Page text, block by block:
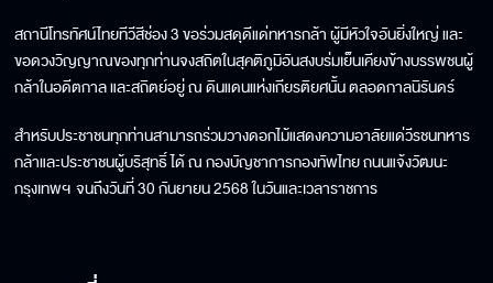
สถานีโทรทัศน์ไทยทีวีสีช่อง 3 ขอร่วมสดุดีแด่ทหารกล้า ผู้มีหัวใจอันยิ่งใหญ่ และ
ขอดวงวิญญาณของทุกท่านจงสถิตในสุคติภูมิอันสงบร่มเย็นเคียงข้างบรรพชนผู้
กล้าในอดีตกาล และสถิตย์อยู่ ณ ดินแดนแห่งเกียรติยศนั้น ตลอดกาลนิรันดร์
สำหรับประชาชนทุกท่านสามารถร่วมวางดอกไม้แสดงความอาลัยแด่วีรชนทหาร
กล้าและประชาชนผู้บริสุทธิ์ ได้ ณ กองบัญชาการกองทัพไทย ถนนแจ้งวัฒนะ
กรุงเทพฯ จนถึงวันที่ 30 กันยายน 2568 ในวันและเวลาราชการ